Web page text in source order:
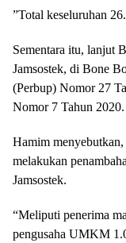
”Total keseluruhan
Sementara itu, lanjut
Jamsostek, di Bone
(Perbup) Nomor 27
Nomor 7 Tahun 2020.
Hamim menyebutkan,
melakukan
Jamsostek.
“Meliputi penerima
pengusaha UMKM